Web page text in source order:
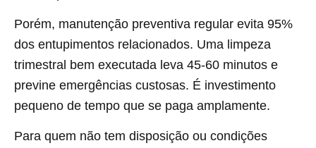
Porém, manutenção preventiva regular evita 95%
dos entupimentos relacionados. Uma limpeza
trimestral bem executada leva 45-60 minutos e
previne emergências custosas. É investimento
pequeno de tempo que se paga amplamente.
Para quem não tem disposição ou condições